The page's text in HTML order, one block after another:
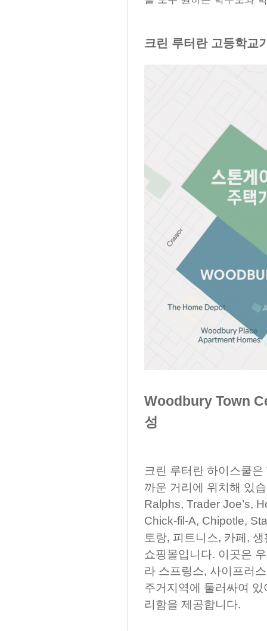
크린 루터란 고등학교
Woodbury Town
성
크린 루터란 하이스쿨
까운 거리에 위치해 있
Ralphs, Trader Joe’s,
Chick-fil-A, Chipotle,
토랑, 피트니스, 카페,
쇼핑몰입니다. 이곳은
라 스프링스, 사이프러
주거지역에 둘러싸여
리함을 제공합니다.